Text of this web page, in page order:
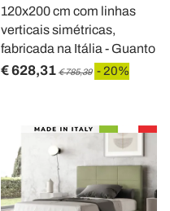
120x200 cm com linhas
verticais simétricas,
fabricada na Itália - Guanto
€ 628,31 € 785,39 - 20%